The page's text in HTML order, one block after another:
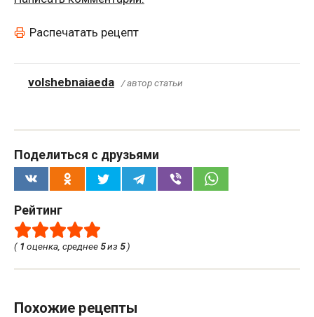
Распечатать рецепт
volshebnaiaeda / автор статьи
Поделиться с друзьями
Рейтинг
( 1оценка, среднее5из 5)
Похожие рецепты